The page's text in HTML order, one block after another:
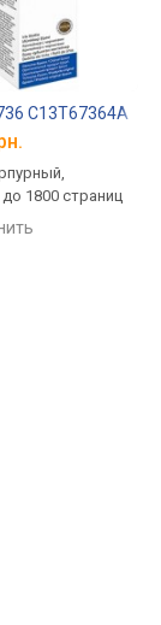
C13T67364A
1800 страниц